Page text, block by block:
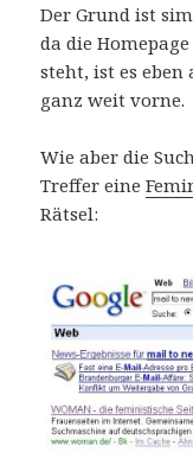
Der Grund ist
da die
steht, ist es eben
ganz weit vorne.
Wie aber die
Treffer eine
Rätsel: